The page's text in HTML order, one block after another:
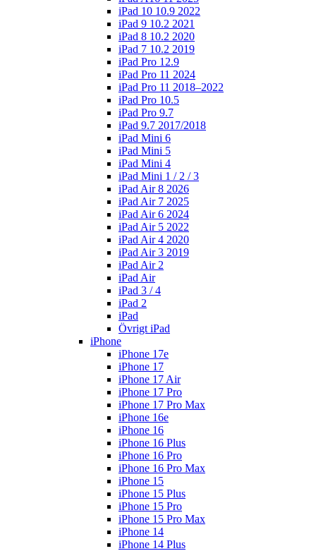
iPad 10 10.9 2022
iPad 9 10.2 2021
iPad 8 10.2 2020
iPad 7 10.2 2019
iPad Pro 12.9
iPad Pro 11 2024
iPad Pro 11 2018–2022
iPad Pro 10.5
iPad Pro 9.7
iPad 9.7 2017/2018
iPad Mini 6
iPad Mini 5
iPad Mini 4
iPad Mini 1 / 2 / 3
iPad Air 8 2026
iPad Air 7 2025
iPad Air 6 2024
iPad Air 5 2022
iPad Air 4 2020
iPad Air 3 2019
iPad Air 2
iPad Air
iPad 3 / 4
iPad 2
iPad
Övrigt iPad
iPhone
iPhone 17e
iPhone 17
iPhone 17 Air
iPhone 17 Pro
iPhone 17 Pro Max
iPhone 16e
iPhone 16
iPhone 16 Plus
iPhone 16 Pro
iPhone 16 Pro Max
iPhone 15
iPhone 15 Plus
iPhone 15 Pro
iPhone 15 Pro Max
iPhone 14
iPhone 14 Plus